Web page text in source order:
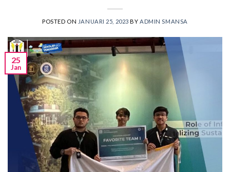
POSTED ON JANUARI 25, 2023 BY ADMIN SMANSA
25
Jan